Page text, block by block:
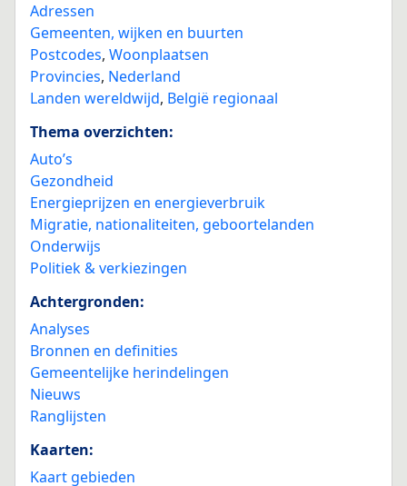
Adressen
Gemeenten, wijken en buurten
Postcodes, Woonplaatsen
Provincies, Nederland
Landen wereldwijd, België regionaal
Thema overzichten:
Auto’s
Gezondheid
Energieprijzen en energieverbruik
Migratie, nationaliteiten, geboortelanden
Onderwijs
Politiek & verkiezingen
Achtergronden:
Analyses
Bronnen en definities
Gemeentelijke herindelingen
Nieuws
Ranglijsten
Kaarten:
Kaart gebieden